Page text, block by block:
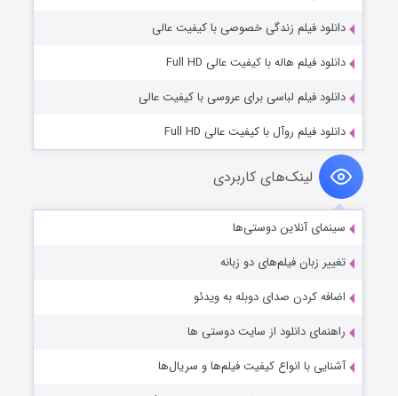
دانلود فیلم زندگی خصوصی با کیفیت عالی
دانلود فیلم هاله با کیفیت عالی Full HD
دانلود فیلم لباسی برای عروسی با کیفیت عالی
دانلود فیلم روآل با کیفیت عالی Full HD
لینک‌های کاربردی
سینمای آنلاین دوستی‌ها
تغییر زبان فیلم‌های دو زبانه
اضافه کردن صدای دوبله به ویدئو
راهنمای دانلود از سایت دوستی ها
آشنایی با انواع کیفیت فیلم‌ها و سریال‌ها